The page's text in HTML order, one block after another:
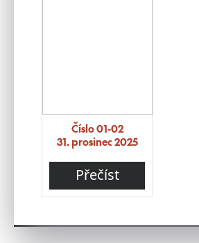
Číslo 01-02
31. prosinec 2025
Přečíst